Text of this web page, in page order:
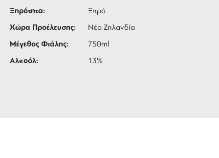
Ξηρότητα: Ξηρό
Χώρα Προέλευσης: Νέα Ζηλανδία
Μέγεθος Φιάλης: 750ml
Αλκοόλ: 13%